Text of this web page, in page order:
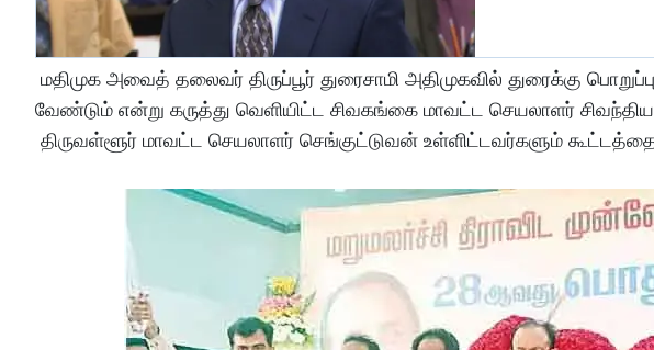
மதிமுக அவைத் தலைவர் திருப்பூர் துரைசாமி அதிமுகவில் துரைக்கு
வேண்டும் என்று கருத்து வெளியிட்ட சிவகங்கை மாவட்ட செயலாளர்
திருவள்ளூர் மாவட்ட செயலாளர் செங்குட்டுவன் உள்ளிட்டவர்களும்